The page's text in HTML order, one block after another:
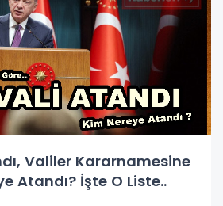
Valiler Kararnamesine
Atandı? İşte O Liste..